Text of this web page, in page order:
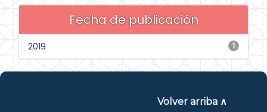
Fecha de publicación
1
2019
Volver arriba ∧